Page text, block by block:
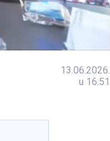
13.06.2026.
u 16:51